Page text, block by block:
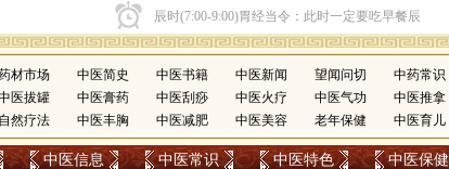
材市场 中医简史 中医书籍 中医新闻 望闻问切 中药常识
医拔罐 中医膏药 中医刮痧 中医火疗 中医气功 中医推拿
自然疗法 中医丰胸 中医减肥 中医美容 老年保健 中医育儿
中医信息 中医常识 中医特色 中医保健